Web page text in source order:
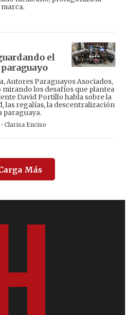
el
Autores Paraguayos Asociados,
mirando los desafíos que plantea
David Portillo habla sobre la
las regalías, la descentralización
paraguaya.
· Clarisa Enciso
Más